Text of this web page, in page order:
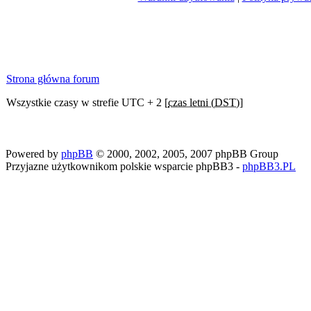
Strona główna forum
Wszystkie czasy w strefie UTC + 2 [czas letni (DST)]
Powered by phpBB © 2000, 2002, 2005, 2007 phpBB Group
Przyjazne użytkownikom polskie wsparcie phpBB3 - phpBB3.PL